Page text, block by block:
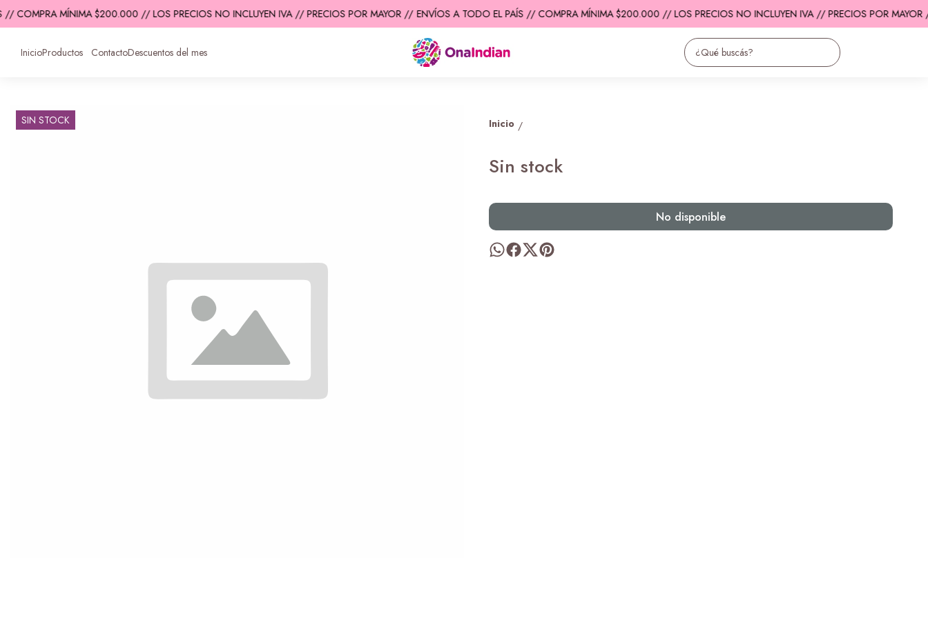
COMPRA MÍNIMA $200.000 // LOS PRECIOS NO INCLUYEN IVA // PRECIOS POR MAYOR // ENVÍOS A TODO EL PAÍS // COMPRA MÍNIMA $200.000 // LOS PRECIOS NO INCLUYEN IVA // PRECIOS POR MAYOR
InicioProductos ContactoDescuentos del mes
SIN STOCK Inicio /
Sin stock
No disponible